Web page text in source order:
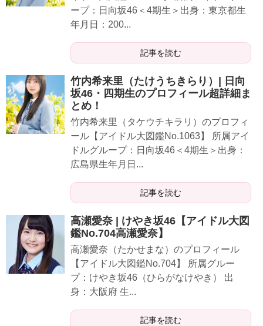
ープ：日向坂46＜4期生＞出身：東京都生
年月日：200...
記事を読む
竹内希来里（たけうちきらり）| 日向
坂46・四期生のプロフィール超詳細ま
とめ！
竹内希来里（タケウチキラリ）のプロフィ
ール【アイドル大図鑑No.1063】 所属アイ
ドルグループ：日向坂46＜4期生＞出身：
広島県生年月日...
記事を読む
高瀬愛奈 | けやき坂46【アイドル大図
鑑No.704高瀬愛奈】
高瀬愛奈（たかせまな）のプロフィール
【アイドル大図鑑No.704】 所属グルー
プ：けやき坂46（ひらがなけやき） 出
身：大阪府 生...
記事を読む